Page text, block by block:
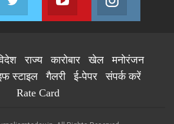
us on FacebookJoin us on TwitterJoin us on Youtube
राज्य कारोबार खेल
मनोरंजन
स्टाइल गैलरी ई-पेपर
संपर्क करें
Rate Card